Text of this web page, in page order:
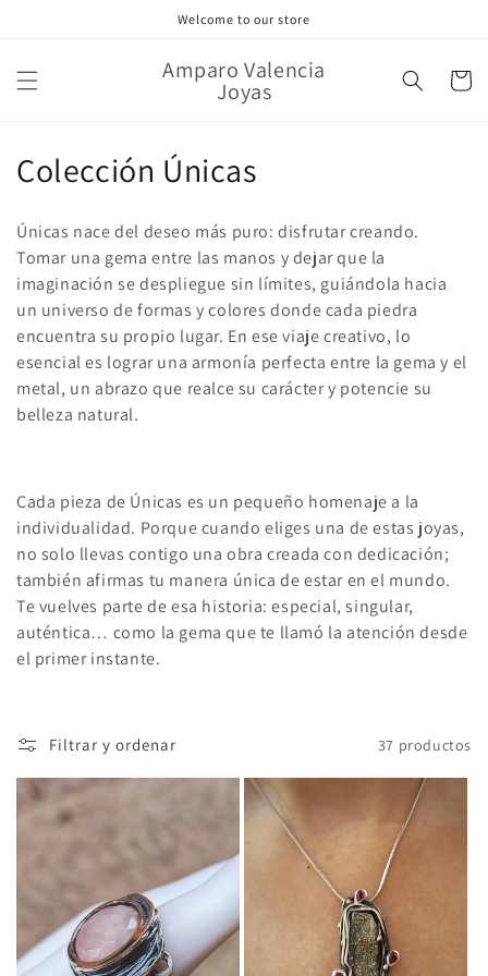
Welcome to our store
Amparo Valencia
Joyas Carrito
C
o
l
e
c
c
i
n
:
Colección Únicas
Únicas nace del deseo más puro: disfrutar creando.
Tomar una gema entre las manos y dejar que la
imaginación se despliegue sin límites, guiándola hacia
un universo de formas y colores donde cada piedra
encuentra su propio lugar. En ese viaje creativo, lo
esencial es lograr una armonía perfecta entre la gema y el
metal, un abrazo que realce su carácter y potencie su
belleza natural.
Cada pieza de Únicas es un pequeño homenaje a la
individualidad. Porque cuando eliges una de estas joyas,
no solo llevas contigo una obra creada con dedicación;
también afirmas tu manera única de estar en el mundo.
Te vuelves parte de esa historia: especial, singular,
auténtica… como la gema que te llamó la atención desde
el primer instante.
Filtrar y ordenar 37 productos